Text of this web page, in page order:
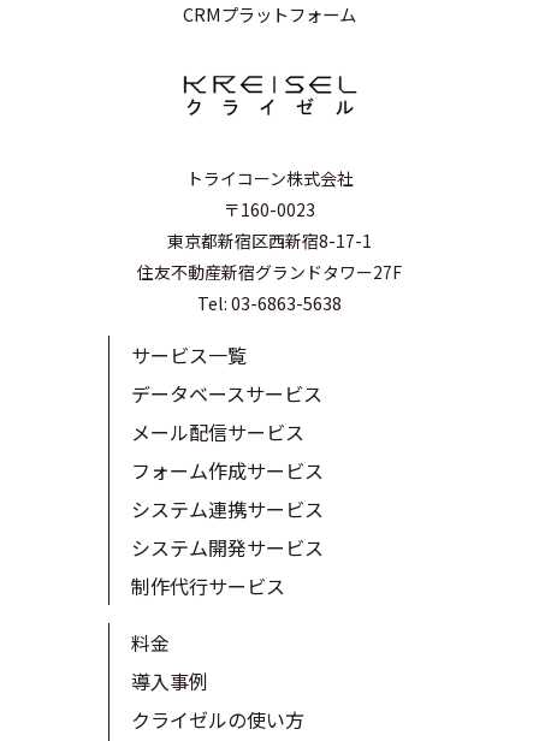
CRMプラットフォーム
トライコーン株式会社
〒160-0023
東京都新宿区西新宿8-17-1
住友不動産新宿グランドタワー27F
Tel: 03-6863-5638
サービス一覧
データベースサービス
メール配信サービス
フォーム作成サービス
システム連携サービス
システム開発サービス
制作代行サービス
料金
導入事例
クライゼルの使い方